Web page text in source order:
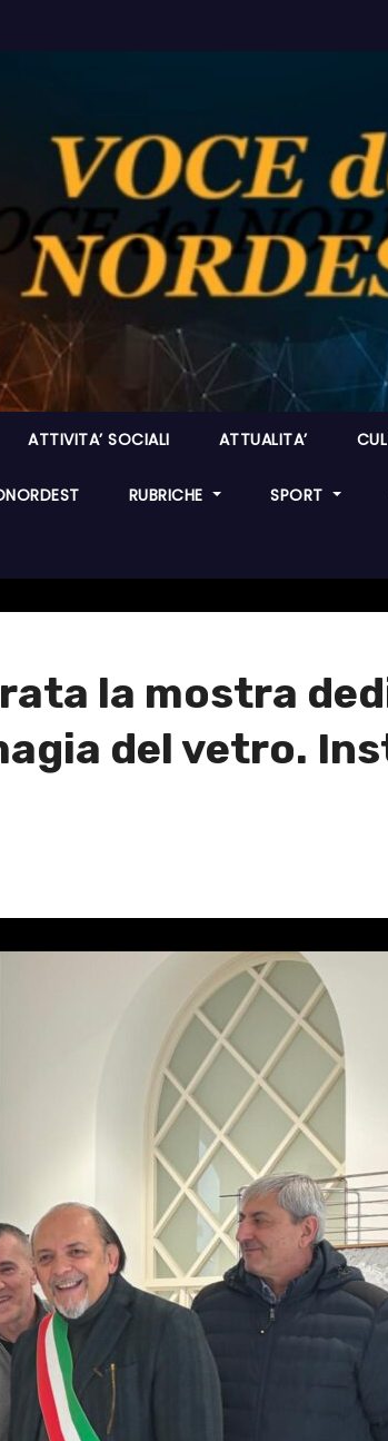
ATTIVITA’ SOCIALI ATTUALITA’
RUBRICHE SPORT
la mostra
del vetro.